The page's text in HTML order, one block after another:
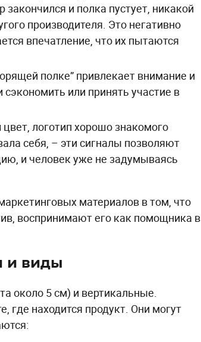
и полка пустует, никакой
производителя. Это негативно
впечатление, что их пытаются
полке” привлекает внимание и
или принять участие в
цвет, логотип хорошо знакомого
себя, – эти сигналы позволяют
и человек уже не задумываясь
материалов в том, что
воспринимают его как помощника в
и виды
около 5 см) и вертикальные.
где находится продукт. Они могут